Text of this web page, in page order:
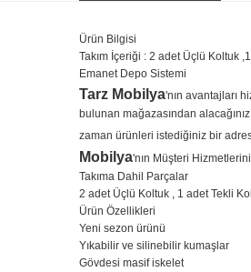
Ürün Bilgisi
Takım İçeriği : 2 adet Üçlü Koltuk
Emanet Depo Sistemi
Tarz Mobilya'nın avantajları
bulunan mağazasından
zaman ürünleri istediğiniz bir
Mobilya'nın Müşteri
Takıma Dahil Parçalar
2 adet Üçlü Koltuk , 1 adet Tekli
Ürün Özellikleri
Yeni sezon ürünü
Yıkabilir ve silinebilir kumaşlar
Gövdesi masif iskelet
🚚
Tarz